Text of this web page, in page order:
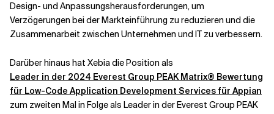
Design- und Anpassungsherausforderungen, um
Verzögerungen bei der Markteinführung zu reduzieren und die
Zusammenarbeit zwischen Unternehmen und IT zu verbessern.
Darüber hinaus hat Xebia die Position als
Leader in der 2024 Everest Group PEAK Matrix® Bewertung
für Low-Code Application Development Services für Appian
zum zweiten Mal in Folge als Leader in der Everest Group PEAK